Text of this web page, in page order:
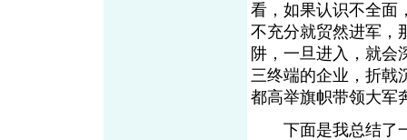
看，如果认识不全面
不充分就贸然进军，
阱，一旦进入，就会
三终端的企业，折戟
都高举旗帜带领大军
下面是我总结了一